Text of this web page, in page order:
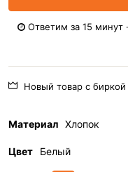
Ответим за 15 минут
Новый товар с биркой
Материал Хлопок
Цвет Белый